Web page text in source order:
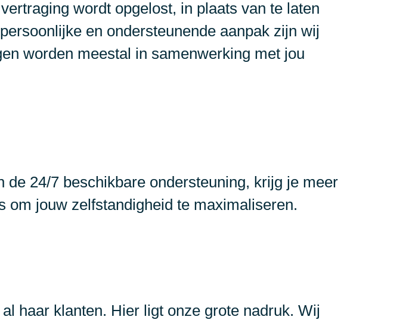
wordt opgelost, in plaats van te laten
en ondersteunende aanpak zijn wij
worden meestal in samenwerking met jou
24/7 beschikbare ondersteuning, krijg je meer
om jouw zelfstandigheid te maximaliseren.
haar klanten. Hier ligt onze grote nadruk. Wij